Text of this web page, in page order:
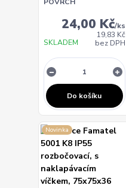
POVRCH
24,00 Kč/ks
19,83 Kč
bez DPH
SKLADEM
Do košíku
Novinka